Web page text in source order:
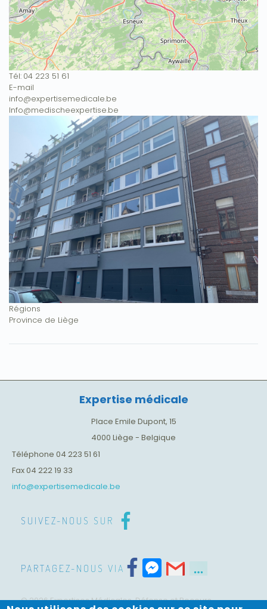
Tél: 04 223 51 61
E-mail
info@expertisemedicale.be
Info@medischeexpertise.be
Régions
Province de Liège
Expertise médicale
Place Emile Dupont, 15
4000 Liège - Belgique
Téléphone 04 223 51 61
Fax04 222 19 33
info@expertisemedicale.be
SUIVEZ-NOUS SUR Facebook
PARTAGEZ-NOUS VIA Messenger
© 2026 Expertises Médicales, Défense et Recours